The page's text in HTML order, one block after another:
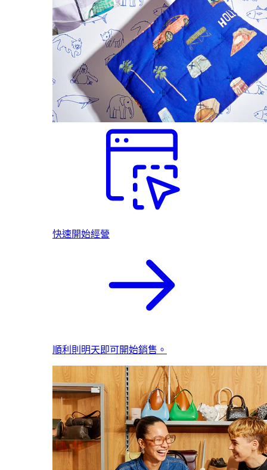
快速開始經營
順利則明天即可開始銷售。